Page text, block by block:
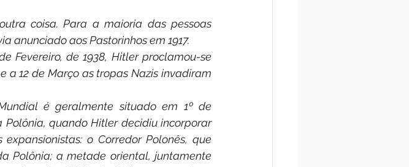
coisa. Para a maioria das pessoas
anunciado aos Pastorinhos em 1917.
Fevereiro, de 1938, Hitler proclamou-se
a 12 de Março as tropas Nazis invadiram
é geralmente situado em 1º de
quando Hitler decidiu incorporar
o Corredor Polonês, que
Polônia; a metade oriental, juntamente